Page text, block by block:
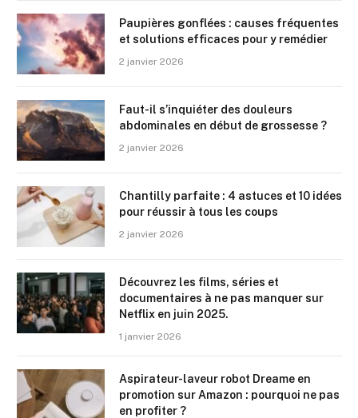
Paupières gonflées : causes fréquentes
et solutions efficaces pour y remédier
2 janvier 2026
Faut-il s’inquiéter des douleurs
abdominales en début de grossesse ?
2 janvier 2026
Chantilly parfaite : 4 astuces et 10 idées
pour réussir à tous les coups
2 janvier 2026
Découvrez les films, séries et
documentaires à ne pas manquer sur
Netflix en juin 2025.
1 janvier 2026
Aspirateur-laveur robot Dreame en
promotion sur Amazon : pourquoi ne pas
en profiter ?